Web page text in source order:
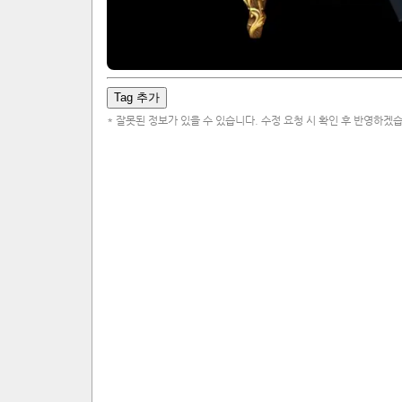
Tag 추가
* 잘못된 정보가 있을 수 있습니다. 수정 요청 시 확인 후 반영하겠